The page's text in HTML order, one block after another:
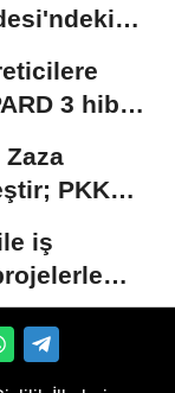
3 hibesi
PKK
iş